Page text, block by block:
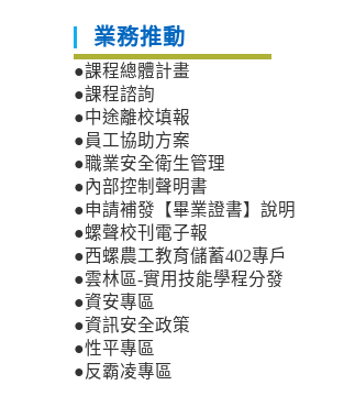
業務推動
●課程總體計畫
●課程諮詢
●中途離校填報
●員工協助方案
●職業安全衛生管理
●內部控制聲明書
●申請補發【畢業證書】說明
●螺聲校刊電子報
●西螺農工教育儲蓄402專戶
●雲林區-實用技能學程分發
●資安專區
●資訊安全政策
●性平專區
●反霸凌專區